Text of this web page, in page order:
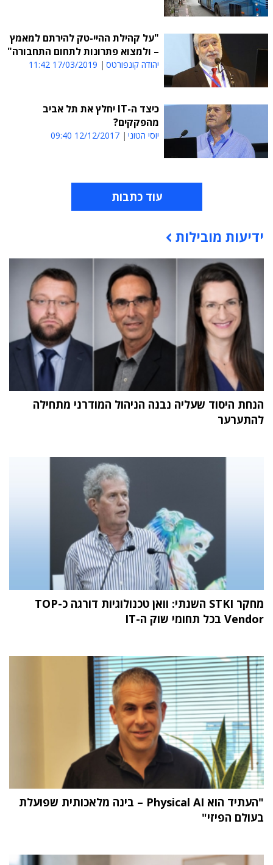
"על קהילת ההיי-טק להירתם למאמץ
– ולמצוא פתרונות לתחום התחבורה"
יהודה קונפורטס 17/03/2019 11:42
כיצד ה-IT יחלץ את תל אביב
מהפקקים?
יוסי הטוני 12/12/2017 09:40
עוד כתבות
תוכן פרסומי
ידיעות מובילות
הנחת היסוד שעליה נבנה הניהול המודרני מתחילה
להתערער
מחקר STKI השנתי: וואן טכנולוגיות דורגה כ-TOP
Vendor בכל תחומי שוק ה-IT
"העתיד הוא Physical AI – בינה מלאכותית שפועלת
בעולם הפיזי"